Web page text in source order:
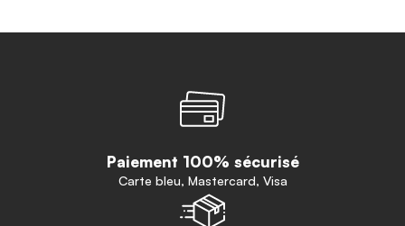
Paiement 100% sécurisé
Carte bleu, Mastercard, Visa